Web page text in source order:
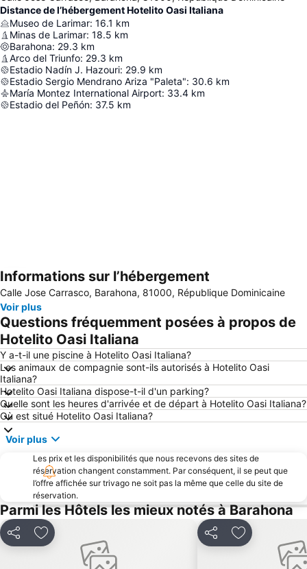
Distance de l’hébergement Hotelito Oasi Italiana
Museo de Larimar: 16.1 km
Minas de Larimar: 18.5 km
Barahona: 29.3 km
Arco del Triunfo: 29.3 km
Estadio Nadín J. Hazouri: 29.9 km
Estadio Sergio Mendrano Ariza "Paleta": 30.6 km
María Montez International Airport: 33.4 km
Estadio del Peñón: 37.5 km
Agrandir la carte
Informations sur l’hébergement
Calle Jose Carrasco, Barahona, 81000, République Dominicaine
Voir plus
Questions fréquemment posées à propos de
Hotelito Oasi Italiana
Y a-t-il une piscine à Hotelito Oasi Italiana?
Les animaux de compagnie sont-ils autorisés à Hotelito Oasi
Italiana?
Hotelito Oasi Italiana dispose-t-il d'un parking?
Quelle sont les heures d'arrivée et de départ à Hotelito Oasi Italiana?
Où est situé Hotelito Oasi Italiana?
Voir plus
Les prix et les disponibilités que nous recevons des sites de
réservation changent constamment. Par conséquent, il se peut que
l’offre affichée sur trivago ne soit pas la même que celle du site de
réservation.
Parmi les Hôtels les mieux notés à Barahona
PartagerAjouter à mes favoris PartagerAjouter à